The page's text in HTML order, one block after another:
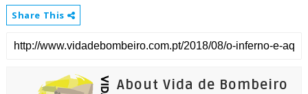
Share This
About Vida de Bombeiro